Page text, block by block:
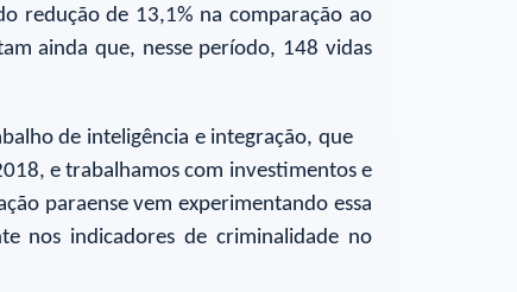
redução de 13,1% na comparação ao
ainda que, nesse período, 148 vidas
de inteligência e integração, que
e trabalhamos com investimentos e
paraense vem experimentando essa
nos indicadores de criminalidade no